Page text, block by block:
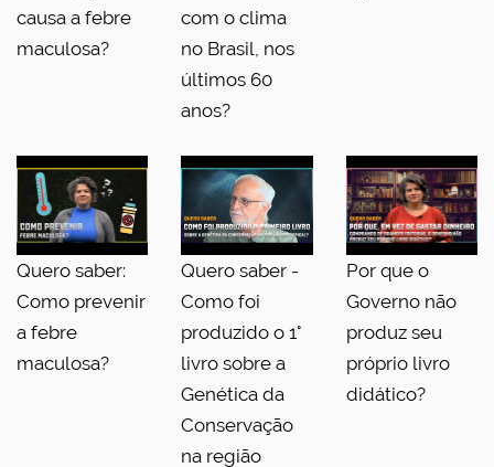
causa a febre
maculosa?
com o clima
no Brasil, nos
últimos 60
anos?
Quero saber:
Como prevenir
a febre
maculosa?
Quero saber -
Como foi
produzido o 1°
livro sobre a
Genética da
Conservação
na região
Por que o
Governo não
produz seu
próprio livro
didático?